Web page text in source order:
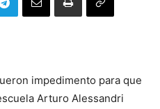
impedimento para que
Arturo Alessandri